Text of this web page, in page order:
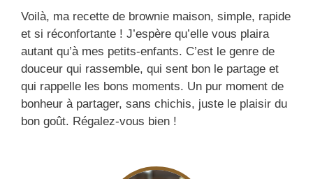
Voilà, ma recette de brownie maison, simple, rapide
et si réconfortante ! J’espère qu’elle vous plaira
autant qu’à mes petits-enfants. C’est le genre de
douceur qui rassemble, qui sent bon le partage et
qui rappelle les bons moments. Un pur moment de
bonheur à partager, sans chichis, juste le plaisir du
bon goût. Régalez-vous bien !